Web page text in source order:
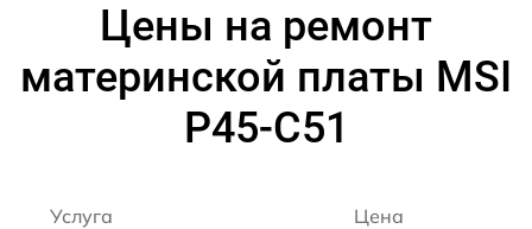
Цены на ремонт
материнской платы MSI
P45-C51
Услуга Цена